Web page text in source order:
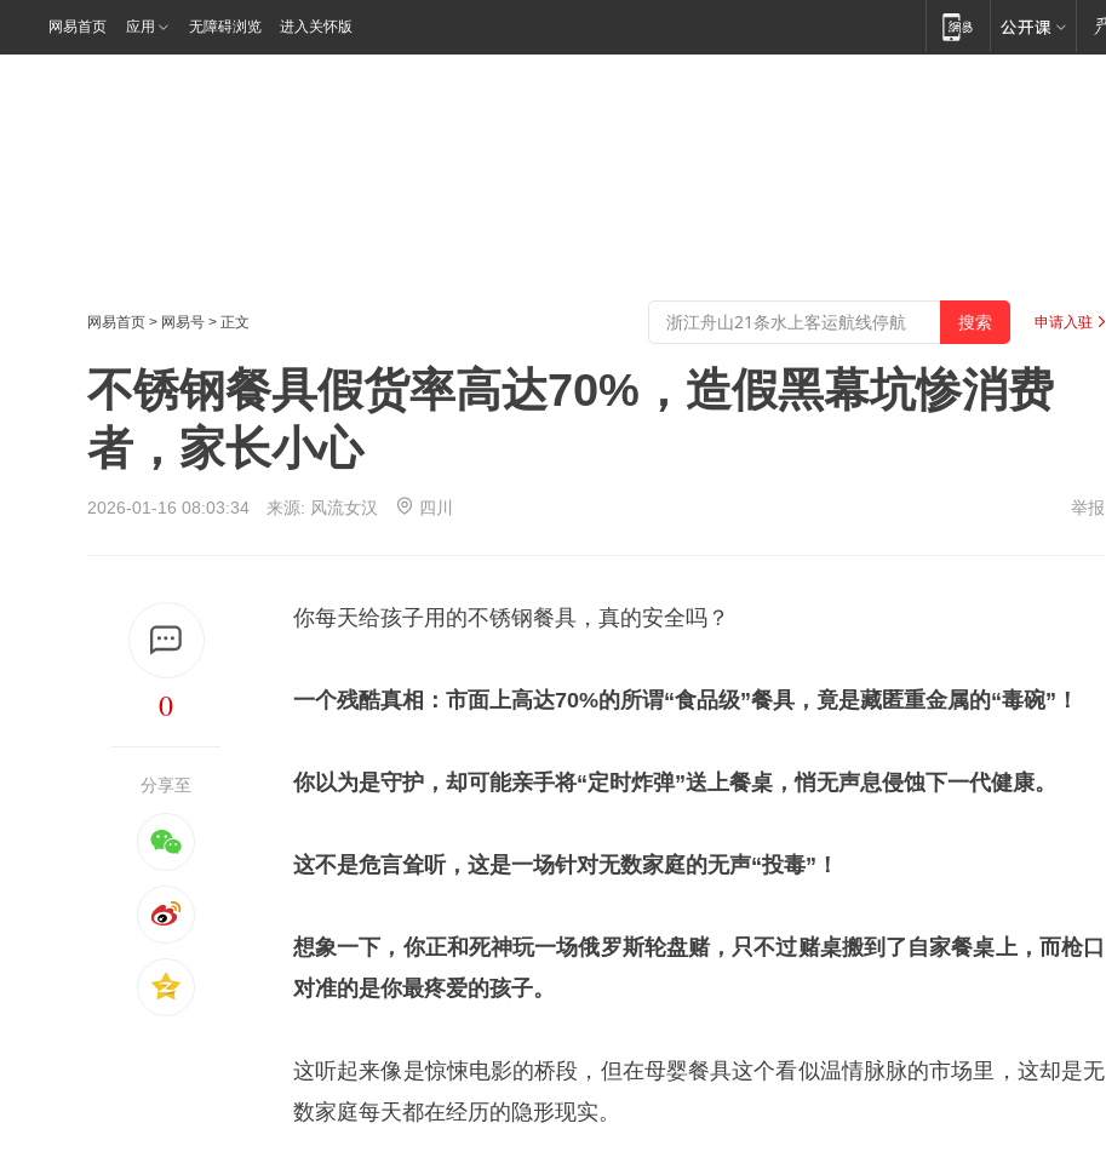
网易首页 应用 无障碍浏览 进入关怀版
网易首页 > 网易号 > 正文 申请入驻
不锈钢餐具假货率高达70%，造假黑幕坑惨消费
者，家长小心
2026-01-16 08:03:34 来源: 风流女汉 四川 举报
0
分享至
你每天给孩子用的不锈钢餐具，真的安全吗？
一个残酷真相：市面上高达70%的所谓“食品级”餐具，竟是藏匿重金属的“毒碗”！
你以为是守护，却可能亲手将“定时炸弹”送上餐桌，悄无声息侵蚀下一代健康。
这不是危言耸听，这是一场针对无数家庭的无声“投毒”！
想象一下，你正和死神玩一场俄罗斯轮盘赌，只不过赌桌搬到了自家餐桌上，而枪口
对准的是你最疼爱的孩子。
这听起来像是惊悚电影的桥段，但在母婴餐具这个看似温情脉脉的市场里，这却是无
数家庭每天都在经历的隐形现实。